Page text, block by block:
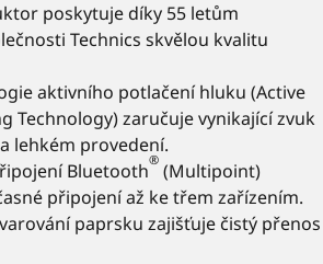
poskytuje díky 55 letům
Technics skvělou kvalitu
aktivního potlačení hluku (Active
Technology) zaručuje vynikající zvuk
lehkém provedení.
Bluetooth® (Multipoint)
připojení až ke třem zařízením.
paprsku zajišťuje čistý přenos